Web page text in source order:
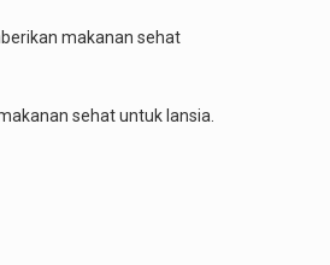
makanan sehat
sehat untuk lansia.